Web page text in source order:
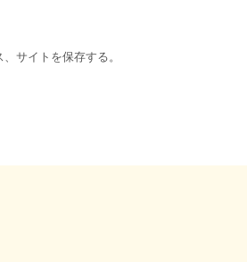
サイトを保存する。